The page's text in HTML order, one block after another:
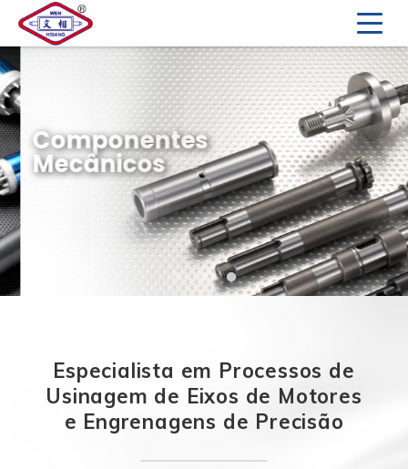
Componentes
Mecânicos
Especialista em Processos de
Usinagem de Eixos de Motores
e Engrenagens de Precisão